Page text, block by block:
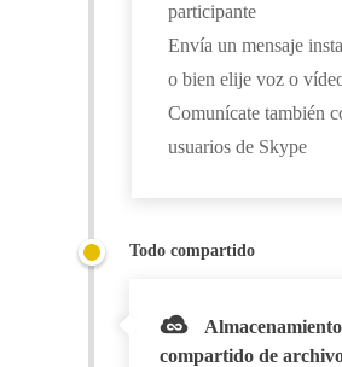
participante
Envía un mensaje
o bien elije voz o
Comunícate también
usuarios de Skype
compartido de
Todo compartido